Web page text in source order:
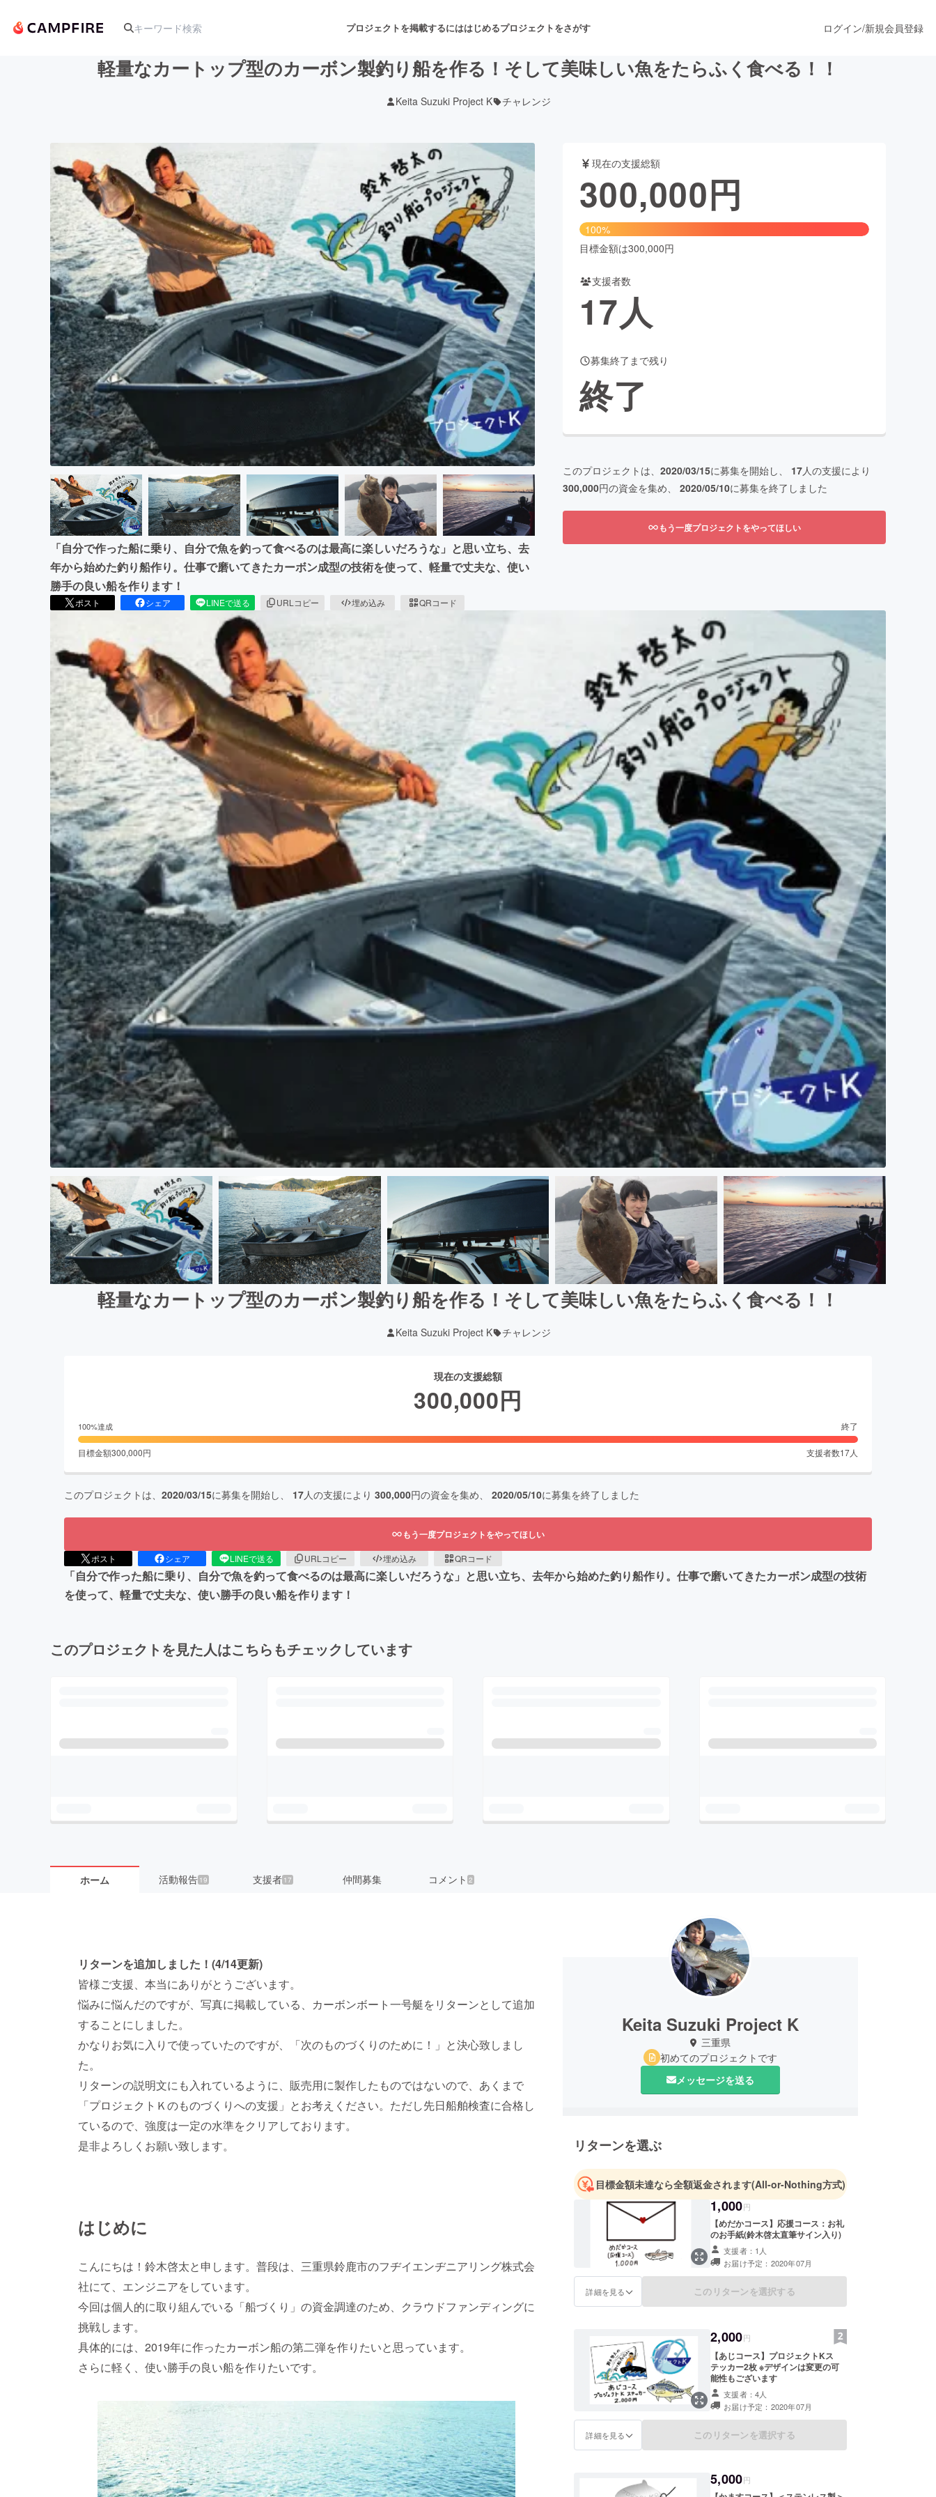
プロジェクトを掲載するにははじめるプロジェクトをさがす
アート・写真 舞台・パフォーマンス
テクノロジー・ガジェット ゲーム・サービス開発 フード・飲食店 ファッション
映像・映画 書籍・雑誌出版 アニメ・漫画
ビジネス・起業 チャレンジ ビューティー・ヘルスケア
まちづくり・地域活性化
CAMPFIRE for Social GoodCAMPFIRE Creation
CAMPFIREふるさと納税machi-yaコミュニティ
ログイン/新規会員登録
軽量なカートップ型のカーボン製釣り船を作る！そして美味しい魚をたらふく食べる！！
Keita Suzuki Project K チャレンジ
「自分で作った船に乗り、自分で魚を釣って食べるのは最高に楽しいだろうな」と思い立ち、去
年から始めた釣り船作り。仕事で磨いてきたカーボン成型の技術を使って、軽量で丈夫な、使い
勝手の良い船を作ります！
ポスト シェア LINEで送る URLコピー 埋め込み QRコード
現在の支援総額
300,000円
100%
目標金額は300,000円
支援者数
17人
募集終了まで残り
終了
このプロジェクトは、 2020/03/15に募集を開始し、 17人の支援により
300,000円の資金を集め、 2020/05/10に募集を終了しました
もう一度プロジェクトをやってほしい
軽量なカートップ型のカーボン製釣り船を作る！そして美味しい魚をたらふく食べる！！
Keita Suzuki Project K チャレンジ
現在の支援総額
300,000円
100%達成 終了
目標金額300,000円 支援者数17人
このプロジェクトは、 2020/03/15に募集を開始し、 17人の支援により 300,000円の資金を集め、 2020/05/10に募集を終了しました
もう一度プロジェクトをやってほしい
ポスト シェア LINEで送る URLコピー 埋め込み QRコード
「自分で作った船に乗り、自分で魚を釣って食べるのは最高に楽しいだろうな」と思い立ち、去年から始めた釣り船作り。仕事で磨いてきたカーボン成型の技術
を使って、軽量で丈夫な、使い勝手の良い船を作ります！
このプロジェクトを見た人はこちらもチェックしています
ホーム 活動報告 19 支援者 17 仲間募集 コメント 2
リターンを追加しました！(4/14更新)
皆様ご支援、本当にありがとうございます。
悩みに悩んだのですが、写真に掲載している、カーボンボート一号艇をリターンとして追加
することにしました。
かなりお気に入りで使っていたのですが、「次のものづくりのために！」と決心致しまし
た。
リターンの説明文にも入れているように、販売用に製作したものではないので、あくまで
「プロジェクトＫのものづくりへの支援」とお考えください。ただし先日船舶検査に合格し
ているので、強度は一定の水準をクリアしております。
是非よろしくお願い致します。
はじめに
こんにちは！鈴木啓太と申します。普段は、三重県鈴鹿市のフヂイエンヂニアリング株式会
社にて、エンジニアをしています。
今回は個人的に取り組んでいる「船づくり」の資金調達のため、クラウドファンディングに
挑戦します。
具体的には、 2019年に作ったカーボン船の第二弾を作りたいと思っています。
さらに軽く、使い勝手の良い船を作りたいです。
Keita Suzuki Project K
三重県
初めてのプロジェクトです
メッセージを送る
リターンを選ぶ
目標金額未達なら全額返金されます(All-or-Nothing方式)
1,000円
【めだかコース】応援コース：お礼
のお手紙(鈴木啓太直筆サイン入り)
支援者：1人
お届け予定：2020年07月
詳細を見る このリターンを選択する
2,000円
【あじコース】プロジェクトKス
テッカー2枚 ※デザインは変更の可
能性もございます
支援者：4人
お届け予定：2020年07月
詳細を見る このリターンを選択する
5,000円